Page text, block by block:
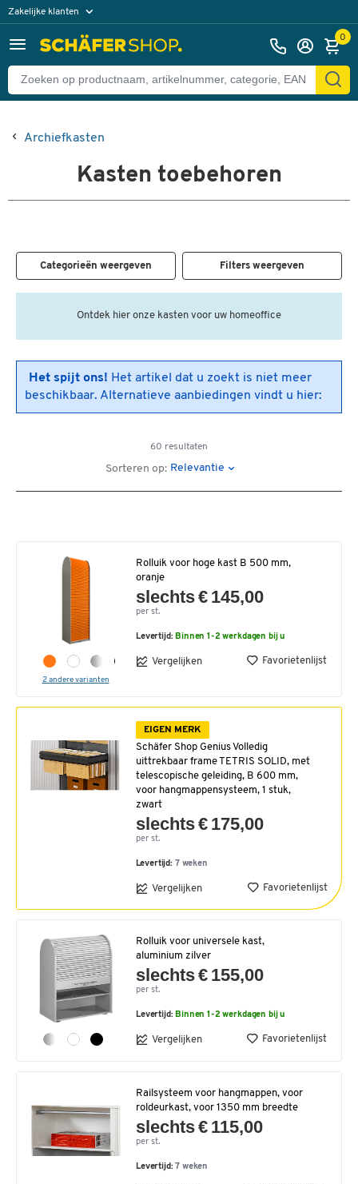
Zakelijke klanten
Particuliere klanten 0
Archiefkasten
Kasten toebehoren
Categorieën weergeven Filters weergeven
Ontdek hier onze kasten voor uw homeoffice
Het spijt ons! Het artikel dat u zoekt is niet meer
beschikbaar. Alternatieve aanbiedingen vindt u hier:
60 resultaten
Sorteren op: Relevantie
2 andere varianten
Rolluik voor hoge kast B 500 mm,
oranje
slechts € 145,00
per st.
Levertijd: Binnen 1-2 werkdagen bij u
Vergelijken Favorietenlijst
EIGEN MERK
Schäfer Shop Genius Volledig
uittrekbaar frame TETRIS SOLID, met
telescopische geleiding, B 600 mm,
voor hangmappensysteem, 1 stuk,
zwart
slechts € 175,00
per st.
Levertijd: 7 weken
Vergelijken Favorietenlijst
Rolluik voor universele kast,
aluminium zilver
slechts € 155,00
per st.
Levertijd:Binnen 1-2 werkdagen bij u
Vergelijken Favorietenlijst
Railsysteem voor hangmappen, voor
roldeurkast, voor 1350 mm breedte
slechts € 115,00
per st.
Levertijd: 7 weken